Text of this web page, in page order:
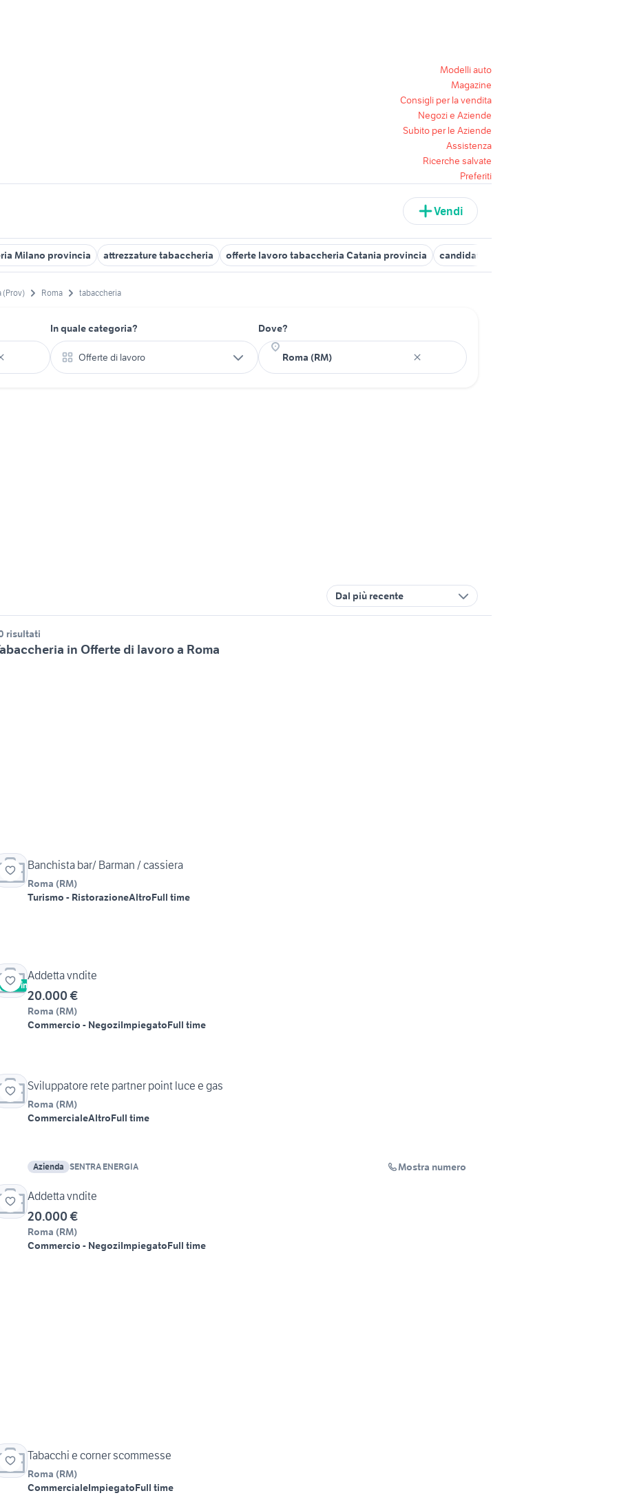
Modelli auto
Magazine
Consigli per la vendita
Negozi e Aziende
Subito per le Aziende
Assistenza
Ricerche salvate
Preferiti
Vendi
Milano provincia attrezzature tabaccheria offerte lavoro tabaccheria Catania provincia candidati lavoro tabaccheria
(Prov) Roma tabaccheria
In quale categoria?
Offerte di lavoro
Dove?
Dal più recente
risultati
in Offerte di lavoro a Roma
Banchista bar/ Barman / cassiera
Roma (RM)
Turismo - RistorazioneAltroFull time
Vetrina
Addetta vndite
20.000 €
Roma (RM)
Commercio - NegoziImpiegatoFull time
Sviluppatore rete partner point luce e gas
Roma (RM)
CommercialeAltroFull time
Azienda SENTRA ENERGIA Mostra numero
Addetta vndite
20.000 €
Roma (RM)
Commercio - NegoziImpiegatoFull time
Tabacchi e corner scommesse
Roma (RM)
CommercialeImpiegatoFull time